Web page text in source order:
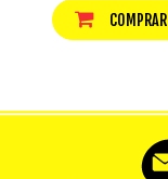
COMPRAR